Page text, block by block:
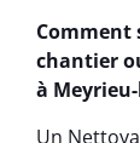
Comment
chantier
à
Un